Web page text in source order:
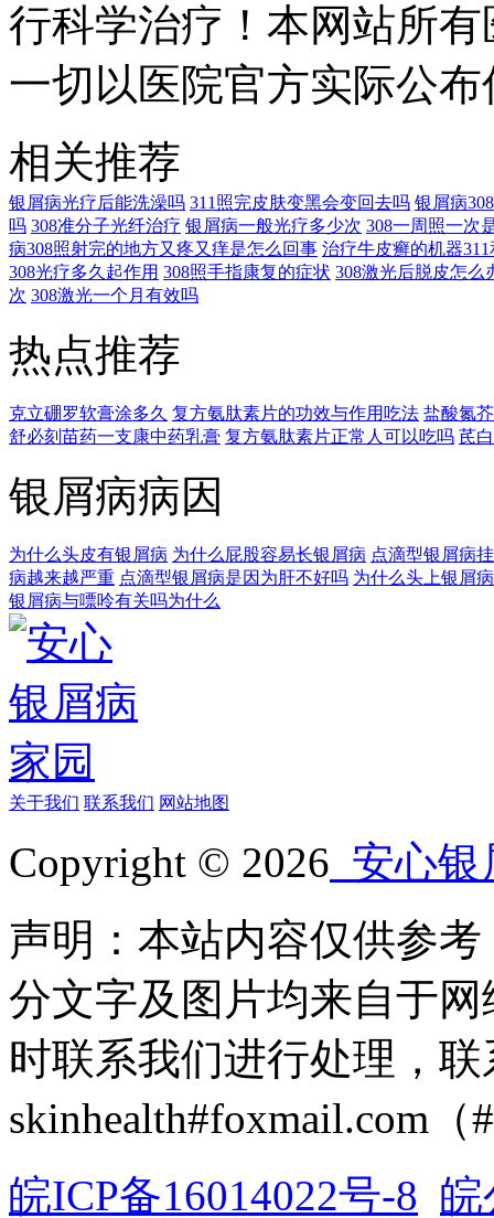
行科学治疗！本网站所
一切以医院官方实际公
相关推荐
银屑病光疗后能洗澡吗 311照完皮肤变黑会变回去吗 银屑病
吗 308准分子光纤治疗 银屑病一般光疗多少次 308一周照一次
病308照射完的地方又疼又痒是怎么回事 治疗牛皮癣的机器
308光疗多久起作用 308照手指康复的症状 308激光后脱皮怎么
次 308激光一个月有效吗
热点推荐
克立硼罗软膏涂多久 复方氨肽素片的功效与作用吃法 盐酸氮
舒必刻苗药一支康中药乳膏 复方氨肽素片正常人可以吃吗 芪
银屑病病因
为什么头皮有银屑病 为什么屁股容易长银屑病 点滴型银屑病
病越来越严重 点滴型银屑病是因为肝不好吗 为什么头上银屑
银屑病与嘌呤有关吗为什么
关于我们 联系我们 网站地图
Copyright © 2026 安心银
声明：本站内容仅供参
分文字及图片均来自于
时联系我们进行处理，
skinhealth#foxmail.com（
皖ICP备16014022号-8 皖